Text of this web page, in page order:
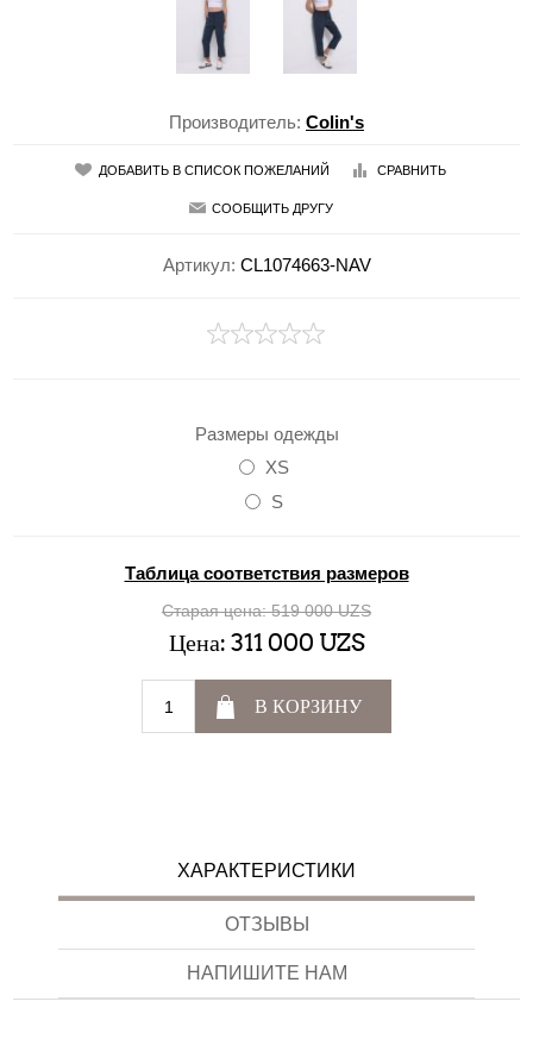
Производитель: Colin's
ДОБАВИТЬ В СПИСОК ПОЖЕЛАНИЙ СРАВНИТЬ
СООБЩИТЬ ДРУГУ
Артикул: CL1074663-NAV
Размеры одежды
XS
S
Таблица соответствия размеров
Старая цена: 519 000 UZS
Цена: 311 000 UZS
В КОРЗИНУ
ХАРАКТЕРИСТИКИ
ОТЗЫВЫ
НАПИШИТЕ НАМ